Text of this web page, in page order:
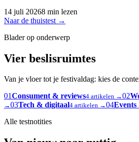
14 juli 20268 min lezen
Naar de thuistest →
Blader op onderwerp
Vier beslisruimtes
Van je vloer tot je festivaldag: kies de
01Consument & reviews4 artikelen →02
→03Tech & digitaal4 artikelen →04Events
Alle testnotities